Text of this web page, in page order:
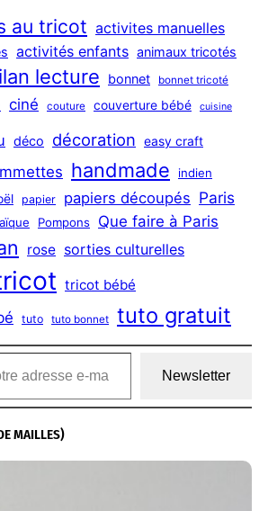
au tricot activites manuelles
activités enfants animaux tricotés
lecture bonnet bonnet tricoté
ciné couture couverture bébé cuisine
déco décoration easy craft
handmade indien
papier papiers découpés Paris
Pompons Que faire à Paris
rose sorties culturelles
tricot bébé
tuto tuto bonnet tuto gratuit
Newsletter
MAILLES)